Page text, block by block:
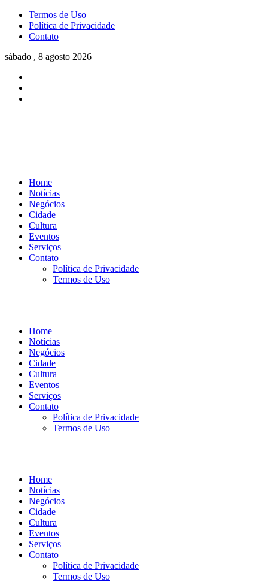
Termos de Uso
Política de Privacidade
Contato
sábado , 8 agosto 2026
Home
Notícias
Negócios
Cidade
Cultura
Eventos
Serviços
Contato
Política de Privacidade
Termos de Uso
Home
Notícias
Negócios
Cidade
Cultura
Eventos
Serviços
Contato
Política de Privacidade
Termos de Uso
Home
Notícias
Negócios
Cidade
Cultura
Eventos
Serviços
Contato
Política de Privacidade
Termos de Uso